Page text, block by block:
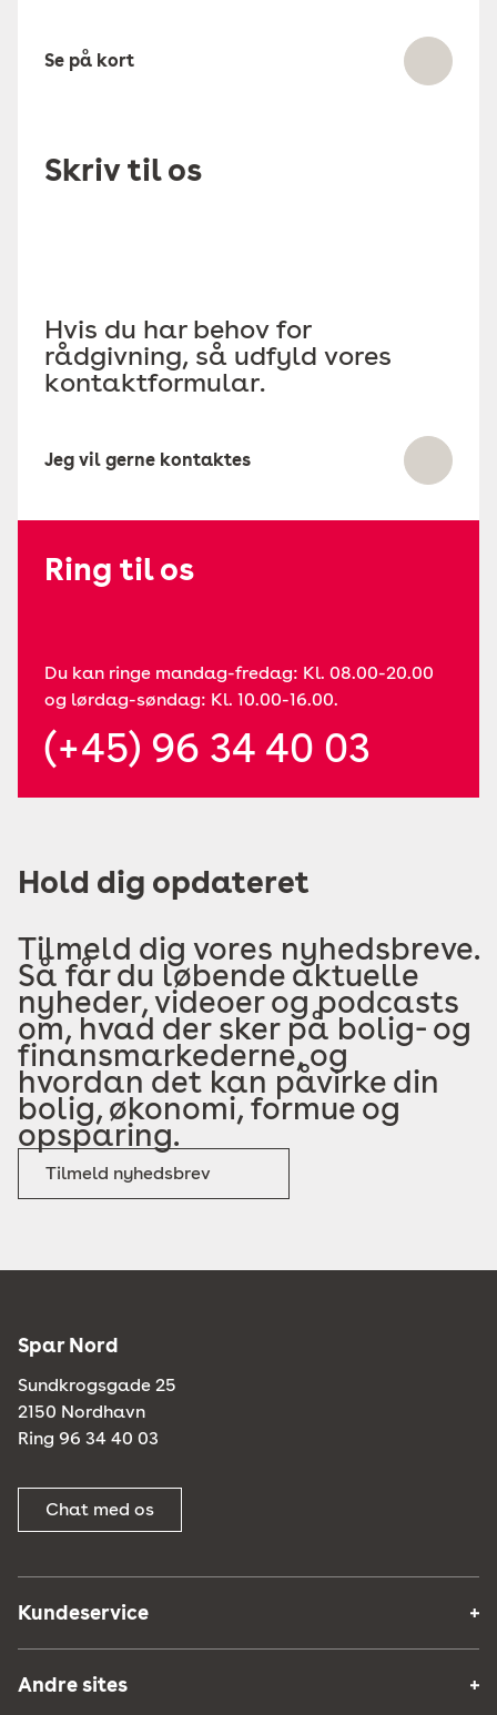
Se på kort
Skriv til os
Hvis du har behov for
rådgivning, så udfyld vores
kontaktformular.
Jeg vil gerne kontaktes
Ring til os
Du kan ringe mandag-fredag: Kl. 08.00-20.00
og lørdag-søndag: Kl. 10.00-16.00.
(+45) 96 34 40 03
Hold dig opdateret
Tilmeld dig vores nyhedsbreve.
Så får du løbende aktuelle
nyheder, videoer og podcasts
om, hvad der sker på bolig- og
finansmarkederne, og
hvordan det kan påvirke din
bolig, økonomi, formue og
opsparing.
Tilmeld nyhedsbrev
Spar Nord
Sundkrogsgade 25
2150 Nordhavn
Ring 96 34 40 03
Chat med os
Kundeservice
Andre sites